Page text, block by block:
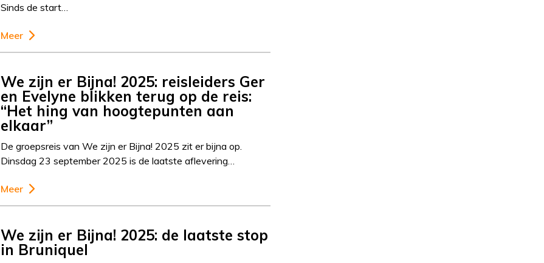
Sinds de start…
Meer
We zijn er Bijna! 2025: reisleiders Ger
en Evelyne blikken terug op de reis:
“Het hing van hoogtepunten aan
elkaar”
De groepsreis van We zijn er Bijna! 2025 zit er bijna op.
Dinsdag 23 september 2025 is de laatste aflevering…
Meer
We zijn er Bijna! 2025: de laatste stop
in Bruniquel